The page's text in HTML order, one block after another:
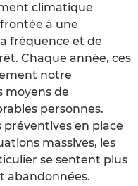
climatique
à une
fréquence et de
Chaque année, ces
notre
moyens de
personnes.
préventives en place
massives, les
se sentent plus
abandonnées.